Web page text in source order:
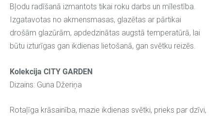
Bļodu radīšanā izmantots tikai roku darbs un mīlestība.
Izgatavotas no akmensmasas, glazētas ar pārtikai
drošām glazūrām, apdedzinātas augstā temperatūrā, lai
būtu izturīgas gan ikdienas lietošanā, gan svētku reizēs.
Kolekcija CITY GARDEN
Dizains: Guna Džeriņa
Rotaļīga krāsainība, mazie ikdienas svētki, prieks par dzīvi,